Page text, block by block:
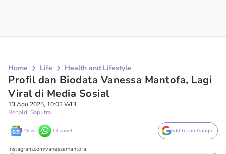
Home Life Health and Lifestyle
Profil dan Biodata Vanessa Mantofa, Lagi
Viral di Media Sosial
13 Agu 2025, 10:03 WIB
Renaldi Saputra
News Channel Add Us on Google
Instagram.com/vanessamantofa